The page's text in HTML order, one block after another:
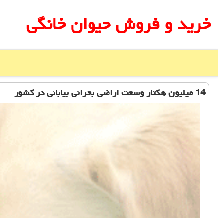
خرید و فروش حیوان خانگی
14 میلیون هكتار وسعت اراضی بحرانی بیابانی در كشور